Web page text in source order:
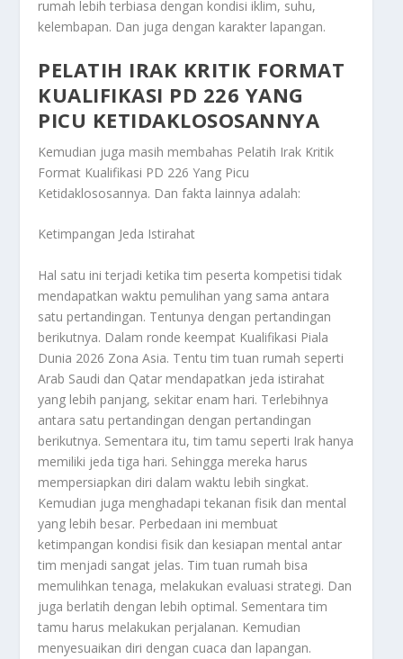
rumah lebih terbiasa dengan kondisi iklim, suhu,
kelembapan. Dan juga dengan karakter lapangan.
PELATIH IRAK KRITIK FORMAT
KUALIFIKASI PD 226 YANG
PICU KETIDAKLOSOSANNYA
Kemudian juga masih membahas Pelatih Irak Kritik
Format Kualifikasi PD 226 Yang Picu
Ketidaklososannya. Dan fakta lainnya adalah:
Ketimpangan Jeda Istirahat
Hal satu ini terjadi ketika tim peserta kompetisi tidak
mendapatkan waktu pemulihan yang sama antara
satu pertandingan. Tentunya dengan pertandingan
berikutnya. Dalam ronde keempat Kualifikasi Piala
Dunia 2026 Zona Asia. Tentu tim tuan rumah seperti
Arab Saudi dan Qatar mendapatkan jeda istirahat
yang lebih panjang, sekitar enam hari. Terlebihnya
antara satu pertandingan dengan pertandingan
berikutnya. Sementara itu, tim tamu seperti Irak hanya
memiliki jeda tiga hari. Sehingga mereka harus
mempersiapkan diri dalam waktu lebih singkat.
Kemudian juga menghadapi tekanan fisik dan mental
yang lebih besar. Perbedaan ini membuat
ketimpangan kondisi fisik dan kesiapan mental antar
tim menjadi sangat jelas. Tim tuan rumah bisa
memulihkan tenaga, melakukan evaluasi strategi. Dan
juga berlatih dengan lebih optimal. Sementara tim
tamu harus melakukan perjalanan. Kemudian
menyesuaikan diri dengan cuaca dan lapangan.